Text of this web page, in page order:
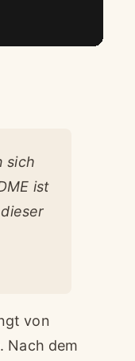
sich
ist
von
Nach dem